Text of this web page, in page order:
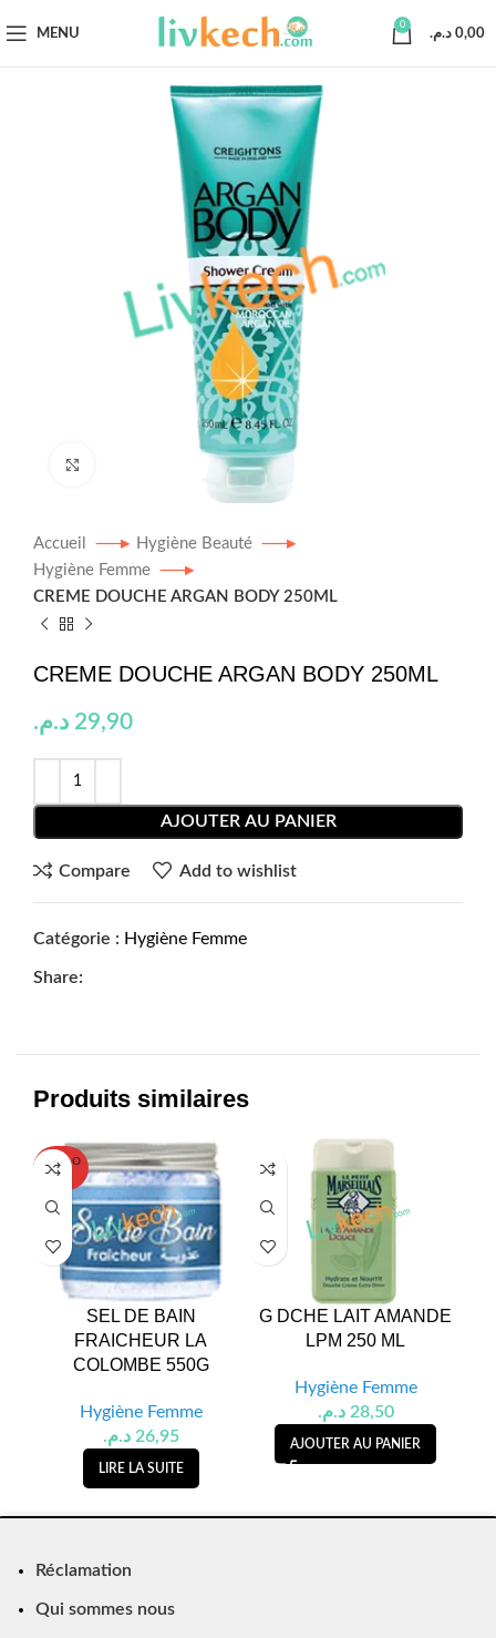
MENU
0
0,00 د.م.
Accueil
Hygiène Beauté
Hygiène Femme
CREME DOUCHE ARGAN BODY 250ML
CREME DOUCHE ARGAN BODY 250ML
29,90 د.م.
AJOUTER AU PANIER
Compare Add to wishlist
Catégorie : Hygiène Femme
Share:
Produits similaires
SOLD O
UT
SEL DE BAIN
FRAICHEUR LA
COLOMBE 550G
Hygiène Femme
26,95 د.م.
LIRE LA SUITE
G DCHE LAIT AMANDE
LPM 250 ML
Hygiène Femme
28,50 د.م.
AJOUTER AU PANIER
Réclamation
Qui sommes nous